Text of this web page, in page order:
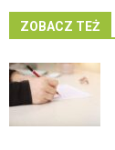
ZOBACZ TEŻ